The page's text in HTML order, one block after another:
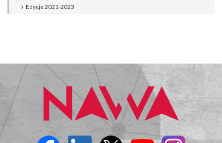
Edycje 2021-2023